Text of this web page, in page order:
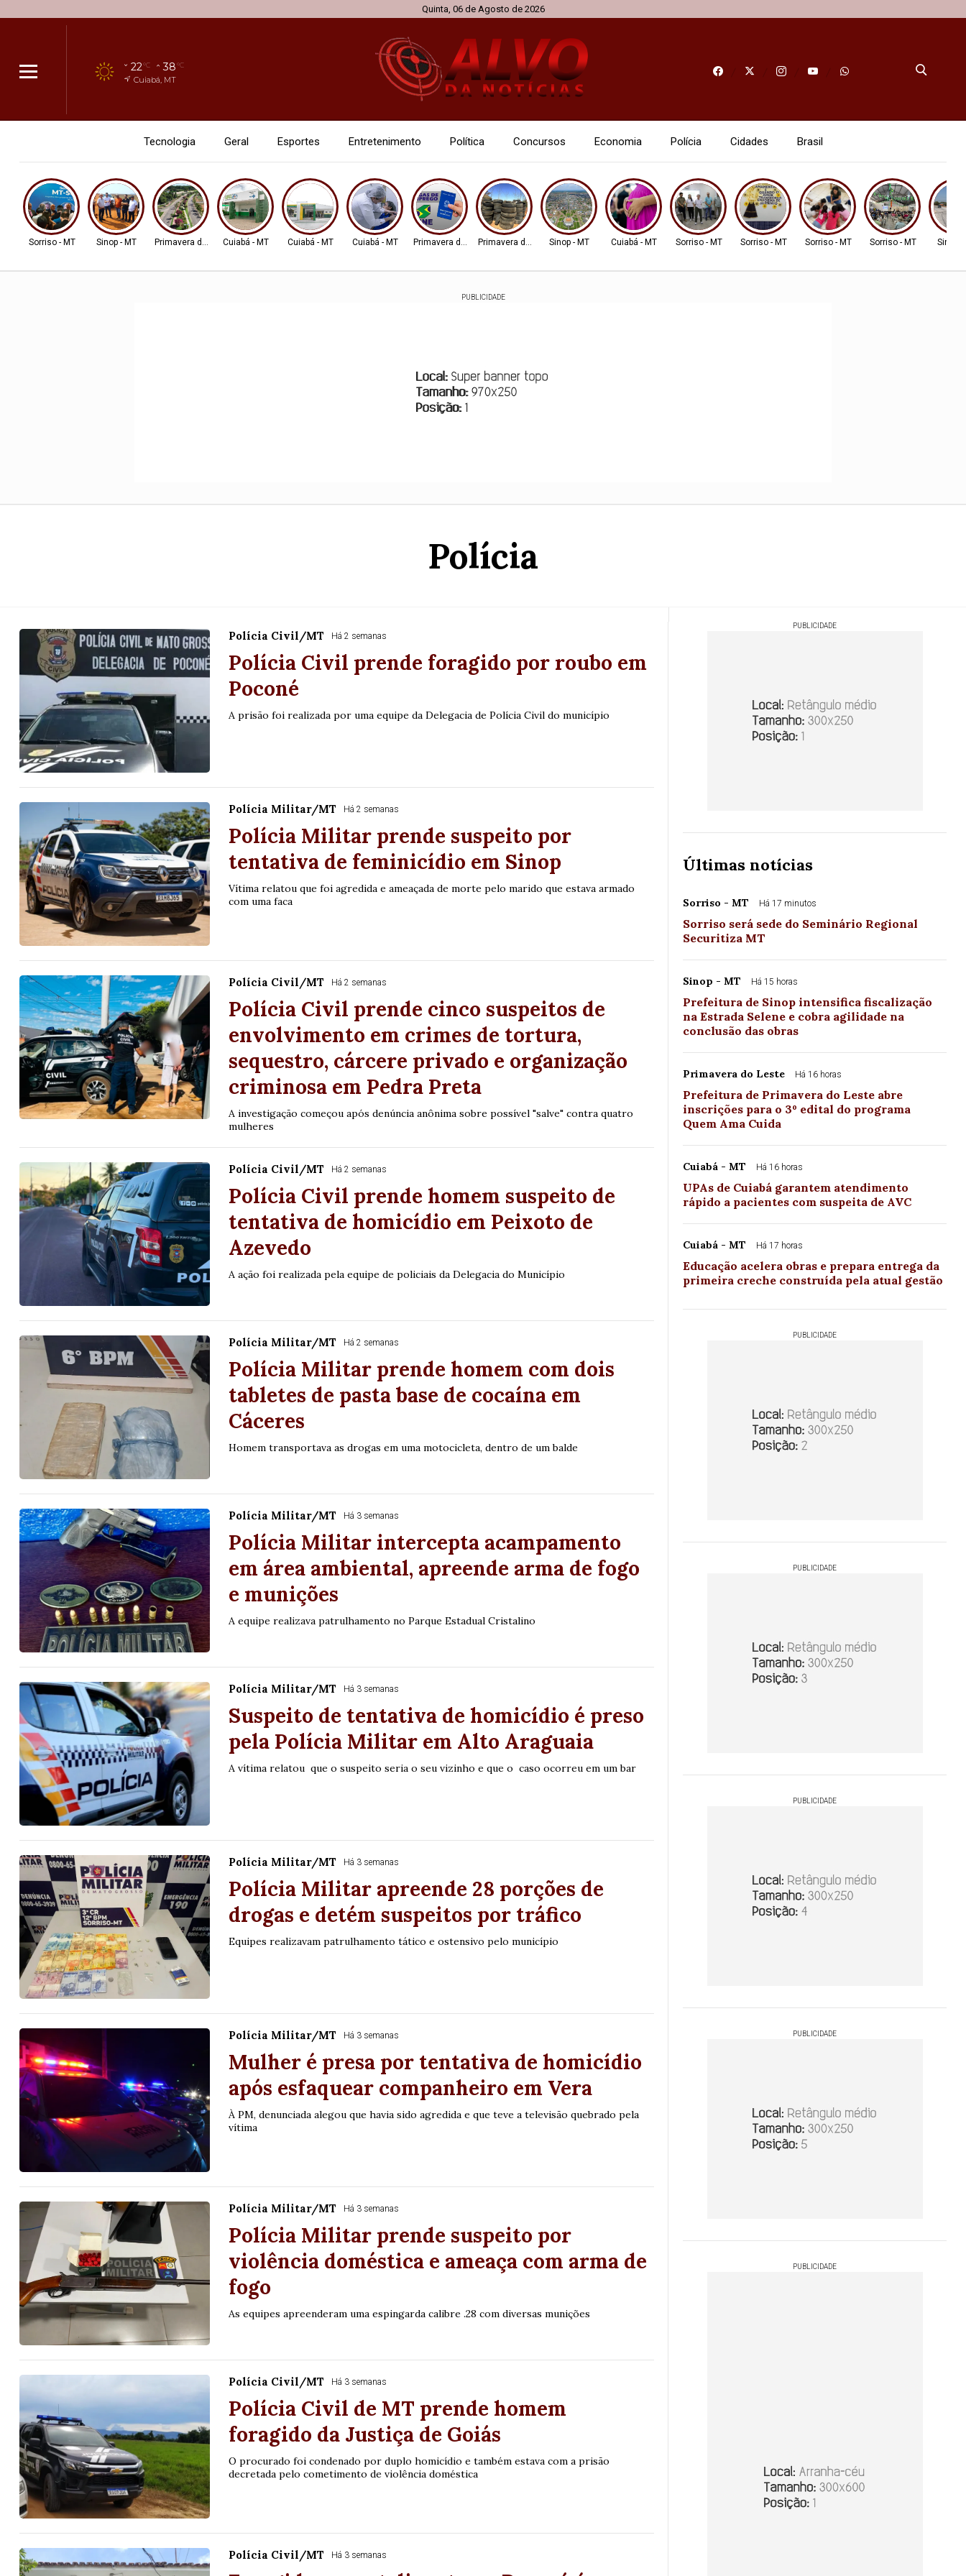
Quinta, 06 de Agosto de 2026
22°C 38°C
Cuiabá, MT
Tecnologia Geral Esportes Entretenimento Política Concursos Economia Polícia Cidades Brasil
Sorriso - MT Sinop - MT Primavera do LesteCuiabá - MT Cuiabá - MT Cuiabá - MT Primavera do LestePrimavera do LesteSinop - MT Cuiabá - MT Sorriso - MT Sorriso - MT Sorriso - MT Sorriso - MT Sinop -
PUBLICIDADE
Polícia
Polícia Civil/MT Há 2 semanas
Polícia Civil prende foragido por roubo em
Poconé
A prisão foi realizada por uma equipe da Delegacia de Polícia Civil do município
Polícia Militar/MT Há 2 semanas
Polícia Militar prende suspeito por
tentativa de feminicídio em Sinop
Vítima relatou que foi agredida e ameaçada de morte pelo marido que estava armado
com uma faca
Polícia Civil/MT Há 2 semanas
Polícia Civil prende cinco suspeitos de
envolvimento em crimes de tortura,
sequestro, cárcere privado e organização
criminosa em Pedra Preta
A investigação começou após denúncia anônima sobre possível "salve" contra quatro
mulheres
Polícia Civil/MT Há 2 semanas
Polícia Civil prende homem suspeito de
tentativa de homicídio em Peixoto de
Azevedo
A ação foi realizada pela equipe de policiais da Delegacia do Município
Polícia Militar/MT Há 2 semanas
Polícia Militar prende homem com dois
tabletes de pasta base de cocaína em
Cáceres
Homem transportava as drogas em uma motocicleta, dentro de um balde
Polícia Militar/MT Há 3 semanas
Polícia Militar intercepta acampamento
em área ambiental, apreende arma de fogo
e munições
A equipe realizava patrulhamento no Parque Estadual Cristalino
Polícia Militar/MT Há 3 semanas
Suspeito de tentativa de homicídio é preso
pela Polícia Militar em Alto Araguaia
A vítima relatou que o suspeito seria o seu vizinho e que o caso ocorreu em um bar
Polícia Militar/MT Há 3 semanas
Polícia Militar apreende 28 porções de
drogas e detém suspeitos por tráfico
Equipes realizavam patrulhamento tático e ostensivo pelo município
Polícia Militar/MT Há 3 semanas
Mulher é presa por tentativa de homicídio
após esfaquear companheiro em Vera
À PM, denunciada alegou que havia sido agredida e que teve a televisão quebrado pela
vítima
Polícia Militar/MT Há 3 semanas
Polícia Militar prende suspeito por
violência doméstica e ameaça com arma de
fogo
As equipes apreenderam uma espingarda calibre .28 com diversas munições
Polícia Civil/MT Há 3 semanas
Polícia Civil de MT prende homem
foragido da Justiça de Goiás
O procurado foi condenado por duplo homicídio e também estava com a prisão
decretada pelo cometimento de violência doméstica
Polícia Civil/MT Há 3 semanas
PUBLICIDADE
Últimas notícias
Sorriso - MT Há 17 minutos
Sorriso será sede do Seminário Regional
Securitiza MT
Sinop - MT Há 15 horas
Prefeitura de Sinop intensifica fiscalização
na Estrada Selene e cobra agilidade na
conclusão das obras
Primavera do Leste Há 16 horas
Prefeitura de Primavera do Leste abre
inscrições para o 3º edital do programa
Quem Ama Cuida
Cuiabá - MT Há 16 horas
UPAs de Cuiabá garantem atendimento
rápido a pacientes com suspeita de AVC
Cuiabá - MT Há 17 horas
Educação acelera obras e prepara entrega da
primeira creche construída pela atual gestão
PUBLICIDADE
PUBLICIDADE
PUBLICIDADE
PUBLICIDADE
PUBLICIDADE